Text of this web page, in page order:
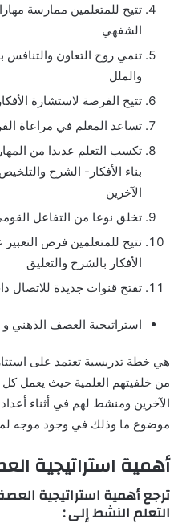
تتيح للمتعلمين ممارسة
الشفهي
تنمي روح التعاون والتنافس
والملل
تتيح الفرصة لاستشارة
تساعد المعلم في مراعاة
تكسب التعلم عديدا من
بناء الأفكار- الشرح
الآخرين
تخلق نوعا من التفاعل
تتيح للمتعلمين فرص
الأفكار بالشرح والتعليق
تفتح قنوات جديدة للاتصال
استراتيجية العصف الذهني و
هي خطة تدريسية تعتمد على
من خلفيتهم العلمية حيث يعمل كل
الآخرين ومنشط لهم في أثناء
موضوع ما وذلك في وجود موجه
أهمية استراتيجية
ترجع أهمية استراتيجية
التعلم النشط إلى :